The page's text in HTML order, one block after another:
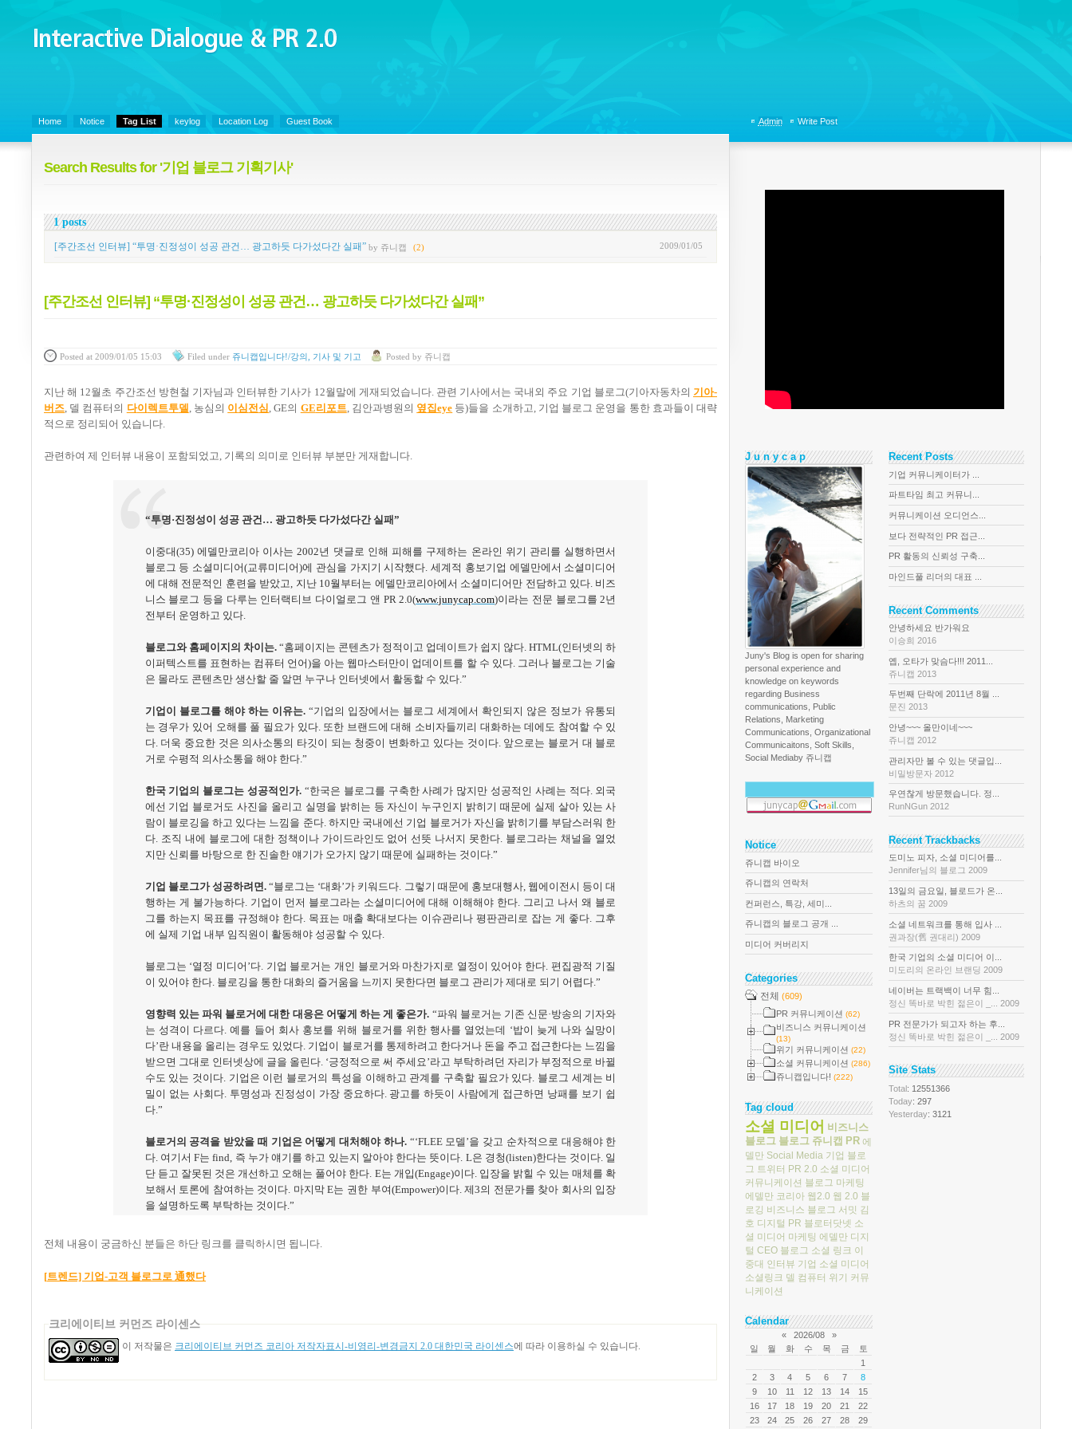
Interactive Dialogue &
PR 2.0
Home Notice Tag List keylog Location Log Guest Book
Search Results for '기업 블로그 기획기사'
1 posts
2009/01/05
[주간조선 인터뷰] “투명·진정성이 성공 관건… 광고하듯 다가섰다간 실패” by 쥬니캡 (2)
[주간조선 인터뷰] “투명·진정성이 성공 관건… 광고하듯 다가섰다간 실패”
Posted at 2009/01/05 15:03 Filed under 쥬니캡입니다!/강의, 기사 및 기고 Posted by 쥬니캡
지난 해 12월초 주간조선 방현철 기자님과 인터뷰한 기사가 12월말에 게재되었습니다. 관련 기사에서는 국내외 주요 기업 블로그(기아자동차의 기 아-
버즈, 델 컴퓨터의 다이 렉 트투델, 농심의 이심 전심 , GE의 GE리 포트, 김안과병원의 옆집eye 등)들을 소개하고, 기업 블로그 운영을 통한 효과들이 대략
적으로 정리되어 있습니다.
관련하여 제 인터뷰 내용이 포함되었고, 기록의 의미로 인터뷰 부분만 게재합니다.
“투명·진정성이 성공 관건… 광고하듯 다가섰다간 실패”
이중대(35) 에델만코리아 이사는 2002년 댓글로 인해 피해를 구제하는 온라인 위기 관리를 실행하면서
블로그 등 소셜미디어(교류미디어)에 관심을 가지기 시작했다 .세계적 홍보기업 에델만에서 소셜미디어
에 대해 전문적인 훈련을 받았고
지난10월부터는 에델만코리아에서 소셜미디어만 전담하고 있다. 비즈
니스 블로그 등을 다루는 인터랙티브 다이얼로그 앤 PR 2.0(www.junycap.com)이라는 전문 블로그를 2년
전부터 운영하고 있다.
블로그와 홈페이지의 차이는.“홈페이지는 콘텐츠가 정적이고 업데이트가 쉽지 않다 . HTML(인터넷의 하
이퍼텍스트를 표현하는 컴퓨터 언어)을 아는 웹마스터만이 업데이트를 할 수 있다. 그러나 블로그는 기술
은 몰라도 콘텐츠만 생산할 줄 알면 누구나 인터넷에서 활동할 수 있다.”
기업이 블로그를 해야 하는 이유는.“기업의 입장에서는 블로그 세계에서 확인되지 않은 정보가 유통되
는 경우가 있어 오해를 풀 필요가 있다. 또한 브랜드에 대해 소비자들끼리 대화하는 데에도 참여할 수 있
다. 더욱 중요한 것은 의사소통의 타깃이 되는 청중이 변화하고 있다는 것이다. 앞으로는 블로거 대 블로
거로 수평적 의사소통을 해야 한다.”
한국 기업의 블로그는 성공적인가. “한국은 블로그를 구축한 사례가 많지만 성공적인 사례는 적다. 외국
에선 기업 블로거도 사진을 올리고 실명을 밝히는 등 자신이 누구인지 밝히기 때문에 실제 살아 있는 사
람이 블로깅을 하고 있다는 느낌을 준다. 하지만 국내에선 기업 블로거가 자신을 밝히기를 부담스러워 한
다. 조직 내에 블로그에 대한 정책이나 가이드라인도 없어 선뜻 나서지 못한다 블로그라는 채널을 열었
지만 신뢰를 바탕으로 한 진솔한 얘기가 오가지 않기 때문에 실패하는 것이다.”
기업 블로그가 성공하려면.“블로그는 ‘대화’가 키워드다 그렇기 때문에 홍보대행사, 웹에이전시 등이 대
행하는 게 불가능하다. 기업이 먼저 블로그라는 소셜미디어에 대해 이해해야 한다 그리고 나서 왜 블로
그를 하는지 목표를 규정해야 한다. 목표는 매출 확대보다는 이슈관리나 평판관리로 잡는 게 좋다 그후
에 실제 기업 내부 임직원이 활동해야 성공할 수 있다.
블로그는 ‘열정 미디어 ’다. 기업 블로거는 개인 블로거와 마찬가지로 열정이 있어야 한다 편집광적 기질
이 있어야 한다. 블로깅을 통한 대화의 즐거움을 느끼지 못한다면 블로그 관리가 제대로 되기 어렵다.”
영향력 있는 파워 블로거에 대한 대응은 어떻게 하는 게 좋은가. “파워 블로거는 기존 신문·방송의 기자와
는 성격이 다르다 .예를 들어 회사 홍보를 위해 블로거를 위한 행사를 열었는데 ‘밥이 늦게 나와 실망이
다’란 내용을 올리는 경우도 있었다 기업이 블로거를 통제하려고 한다거나 돈을 주고 접근한다는 느낌을
받으면 그대로 인터넷상에 글을 올린다. ‘긍정적으로 써 주세요 ’라고 부탁하려던 자리가 부정적으로 바뀔
수도 있는 것이다 기업은 이런 블로거의 특성을 이해하고 관계를 구축할 필요가 있다 블로그 세계는 비
밀이 없는 사회다. 투명성과 진정성이 가장 중요하다. 광고를 하듯이 사람에게 접근하면 낭패를 보기 쉽
다.”
블로거의 공격을 받았을 때 기업은 어떻게 대처해야 하나.“‘FLEE 모델 ’을 갖고 순차적으로 대응해야 한
다. 여기서 F는 find, 즉 누가 얘기를 하고 있는지 알아야 한다는 뜻이다 . L은 경청(listen)한다는 것이다 일
단 듣고 잘못된 것은 개선하고 오해는 풀어야 한다 . E는 개입(Engage)이다. 입장을 밝힐 수 있는 매체를 확
보해서 토론에 참여하는 것이다 마지막E는 권한 부여(Empower)이다.제3의 전문가를 찾아 회사의 입장
을 설명하도록 부탁하는 것이다.”
전체 내용이 궁금하신 분들은 하단 링크를 클릭하시면 됩니다.
[트렌드] 기업-고객 블로그로 通했다
크리에이티브 커먼즈 라이센스
이 저작물은 크리에이티브 커먼즈 코리아 저작자표시-비영리-변경금지 2.0 대한민국 라이센스에 따라 이용하실 수 있습니다.
Admin Write Post
J u n y c a p
Juny's Blog is open for sharing
personal experience and
knowledge on keywords
regarding Business
communications, Public
Relations, Marketing
Communications, Organizational
Communicaitons, Soft Skills,
Social Mediaby 쥬니캡
Notice
쥬니캡 바이오
쥬니캡의 연락처
컨퍼런스, 특강, 세미...
쥬니캡의 블로그 공개 ...
미디어 커버리지
Categories
전체 (609)
PR 커뮤니케이션 (62)
비즈니스 커뮤니케이션
(13)
위기 커뮤니케이션 (22)
소셜 커뮤니케이션 (286)
쥬니캡입니다! (222)
Tag cloud
소셜 미디어 비즈니스
블로그 블로그 쥬니캡 PR 에
델만 Social Media 기업 블로
그 트위터 PR 2.0 소셜 미디어
커뮤니케이션 블로그 마케팅
에델만 코리아 웹2.0 웹 2.0 블
로깅 비즈니스 블로그 서밋 김
호 디지털 PR 블로터닷넷 소
셜 미디어 마케팅 에델만 디지
털 CEO 블로그 소셜 링크 이
중대 인터뷰 기업 소셜 미디어
소셜링크 델 컴퓨터 위기 커뮤
니케이션
Calendar
« 2026/08
»
일
월 화 수 목 금
토
1
2
3 4 5 6 7
8
9
10 11 12 13 14
15
16
17 18 19 20 21
22
23
24 25 26 27 28 29
Recent Posts
기업 커뮤니케이터가 ...
파트타임 최고 커뮤니...
커뮤니케이션 오디언스...
보다 전략적인 PR 접근...
PR 활동의 신뢰성 구축...
마인드풀 리더의 대표 ...
Recent Comments
안녕하세요 반가워요
이승희 2016
옙, 오타가 맞슴다!!! 2011...
쥬니캡 2013
두번째 단락에 2011년 8월 ...
문진 2013
안녕~~~ 올만이네~~~
쥬니캡 2012
관리자만 볼 수 있는 댓글입...
비밀방문자 2012
우연찮게 방문했습니다. 정...
RunNGun 2012
Recent Trackbacks
도미노 피자, 소셜 미디어를...
Jennifer님의 블로그 2009
13일의 금요일, 블로드가 온...
하츠의 꿈 2009
소셜 네트워크를 통해 입사 ...
권과장(舊 권대리) 2009
한국 기업의 소셜 미디어 이...
미도리의 온라인 브랜딩 2009
네이버는 트랙백이 너무 힘...
정신 똑바로 박힌 젊은이 _... 2009
PR 전문가가 되고자 하는 후...
정신 똑바로 박힌 젊은이 _... 2009
Site Stats
Total: 12551366
Today: 297
Yesterday: 3121